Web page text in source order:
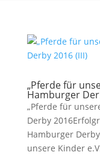
„Pferde für
Hamburger
„Pferde für
Derby
Hamburger
unsere Kinder